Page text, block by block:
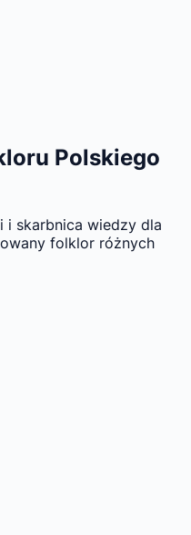
Polskiego
i skarbnica wiedzy dla
folklor różnych